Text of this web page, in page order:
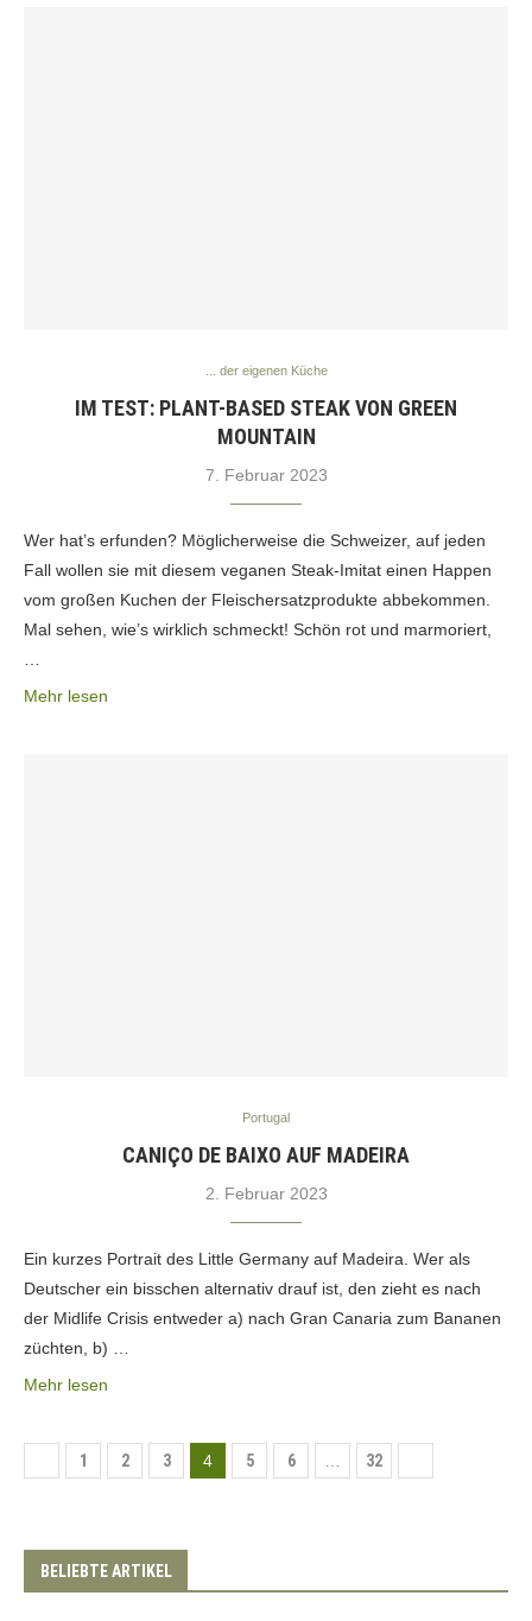
... der eigenen Küche
IM TEST: PLANT-BASED STEAK VON GREEN
MOUNTAIN
7. Februar 2023
Wer hat’s erfunden? Möglicherweise die Schweizer, auf jeden
Fall wollen sie mit diesem veganen Steak-Imitat einen Happen
vom großen Kuchen der Fleischersatzprodukte abbekommen.
Mal sehen, wie’s wirklich schmeckt! Schön rot und marmoriert,
Mehr lesen
Portugal
CANIÇO DE BAIXO AUF MADEIRA
2. Februar 2023
Ein kurzes Portrait des Little Germany auf Madeira. Wer als
Deutscher ein bisschen alternativ drauf ist, den zieht es nach
der Midlife Crisis entweder a) nach Gran Canaria zum Bananen
züchten, b) …
Mehr lesen
1 2 3 4 5 6 32
BELIEBTE ARTIKEL